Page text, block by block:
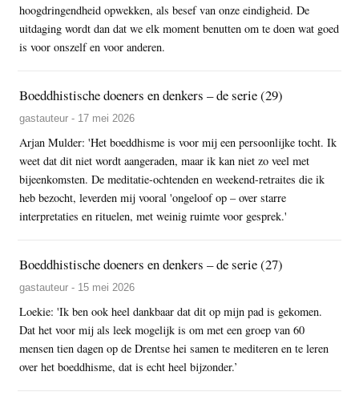
hoogdringendheid opwekken, als besef van onze eindigheid. De
uitdaging wordt dan dat we elk moment benutten om te doen wat goed
is voor onszelf en voor anderen.
Boeddhistische doeners en denkers – de serie (29)
gastauteur - 17 mei 2026
Arjan Mulder: 'Het boeddhisme is voor mij een persoonlijke tocht. Ik
weet dat dit niet wordt aangeraden, maar ik kan niet zo veel met
bijeenkomsten. De meditatie-ochtenden en weekend-retraites die ik
heb bezocht, leverden mij vooral 'ongeloof op – over starre
interpretaties en rituelen, met weinig ruimte voor gesprek.'
Boeddhistische doeners en denkers – de serie (27)
gastauteur - 15 mei 2026
Loekie: 'Ik ben ook heel dankbaar dat dit op mijn pad is gekomen.
Dat het voor mij als leek mogelijk is om met een groep van 60
mensen tien dagen op de Drentse hei samen te mediteren en te leren
over het boeddhisme, dat is echt heel bijzonder.’